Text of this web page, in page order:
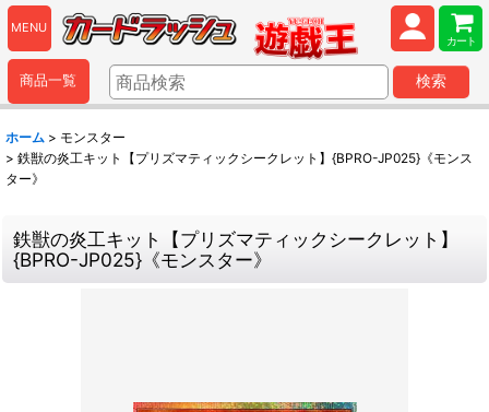
MENU
カート
商品一覧 検索
ホーム > モンスター
> 鉄獣の炎工キット【プリズマティックシークレット】{BPRO-JP025}《モンス
ター》
鉄獣の炎工キット【プリズマティックシークレット】
{BPRO-JP025}《モンスター》